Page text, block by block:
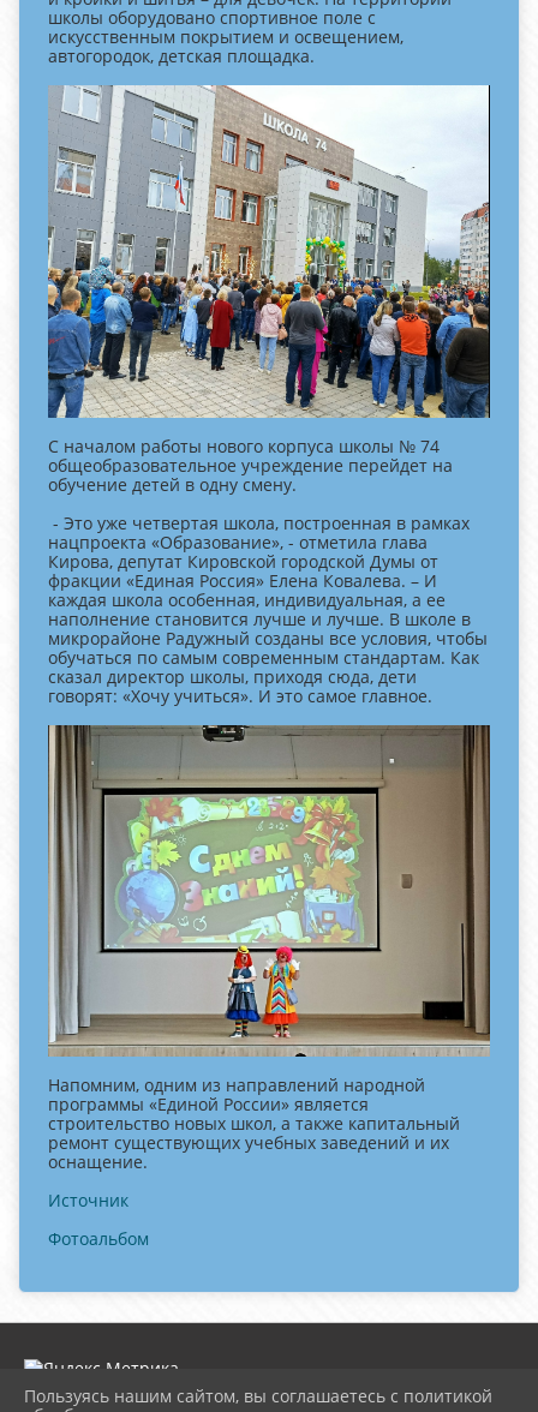
школы оборудовано спортивное поле с
искусственным покрытием и освещением,
автогородок, детская площадка.
С началом работы нового корпуса школы № 74
общеобразовательное учреждение перейдет на
обучение детей в одну смену.
- Это уже четвертая школа, построенная в рамках
нацпроекта «Образование», - отметила глава
Кирова, депутат Кировской городской Думы от
фракции «Единая Россия» Елена Ковалева. – И
каждая школа особенная, индивидуальная, а ее
наполнение становится лучше и лучше. В школе в
микрорайоне Радужный созданы все условия, чтобы
обучаться по самым современным стандартам. Как
сказал директор школы, приходя сюда, дети
говорят: «Хочу учиться». И это самое главное.
Напомним, одним из направлений народной
программы «Единой России» является
строительство новых школ, а также капитальный
ремонт существующих учебных заведений и их
оснащение.
Источник
Фотоальбом
Пользуясь нашим сайтом, вы соглашаетесь с политикой